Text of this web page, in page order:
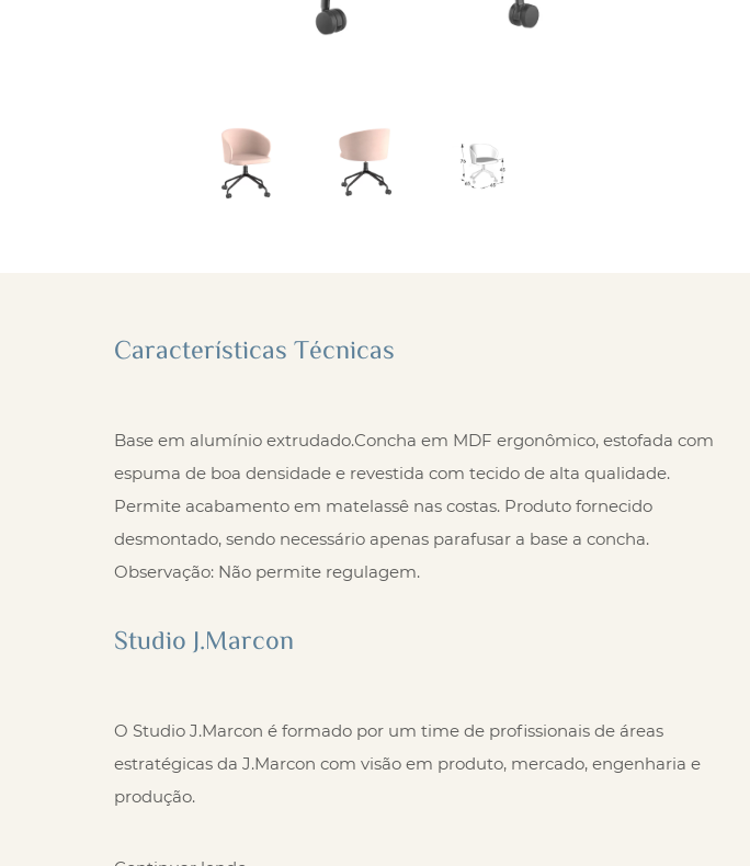
Características Técnicas
Base em alumínio extrudado.Concha em MDF ergonômico, estofada com
espuma de boa densidade e revestida com tecido de alta qualidade.
Permite acabamento em matelassê nas costas. Produto fornecido
desmontado, sendo necessário apenas parafusar a base a concha.
Observação: Não permite regulagem.
Studio J.Marcon
O Studio J.Marcon é formado por um time de profissionais de áreas
estratégicas da J.Marcon com visão em produto, mercado, engenharia e
produção.